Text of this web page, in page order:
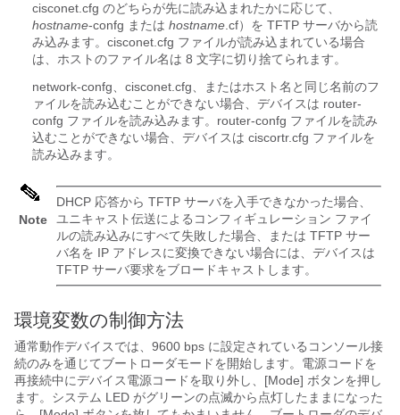
cisconet.cfg のどちらが先に読み込まれたかに応じて、
hostname-confg または hostname.cf）を TFTP サーバから読
み込みます。cisconet.cfg ファイルが読み込まれている場合
は、ホストのファイル名は 8 文字に切り捨てられます。
network-confg、cisconet.cfg、またはホスト名と同じ名前のフ
ァイルを読み込むことができない場合、デバイスは router-
confg ファイルを読み込みます。router-confg ファイルを読み
込むことができない場合、デバイスは ciscortr.cfg ファイルを
読み込みます。
Note
DHCP 応答から TFTP サーバを入手できなかった場合、
ユニキャスト伝送によるコンフィギュレーション ファイ
ルの読み込みにすべて失敗した場合、または TFTP サー
バ名を IP アドレスに変換できない場合には、デバイスは
TFTP サーバ要求をブロードキャストします。
環境変数の制御方法
通常動作デバイスでは、9600 bps に設定されているコンソール接
続のみを通じてブートローダモードを開始します。電源コードを
再接続中にデバイス電源コードを取り外し、[Mode] ボタンを押し
ます。 システム LED がグリーンの点滅から点灯したままになった